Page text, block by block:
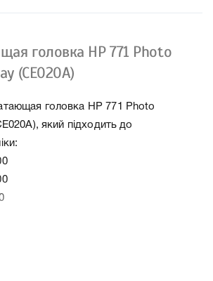
головка HP 771 Photo
(CE020A)
головка HP 771 Photo
який підходить до